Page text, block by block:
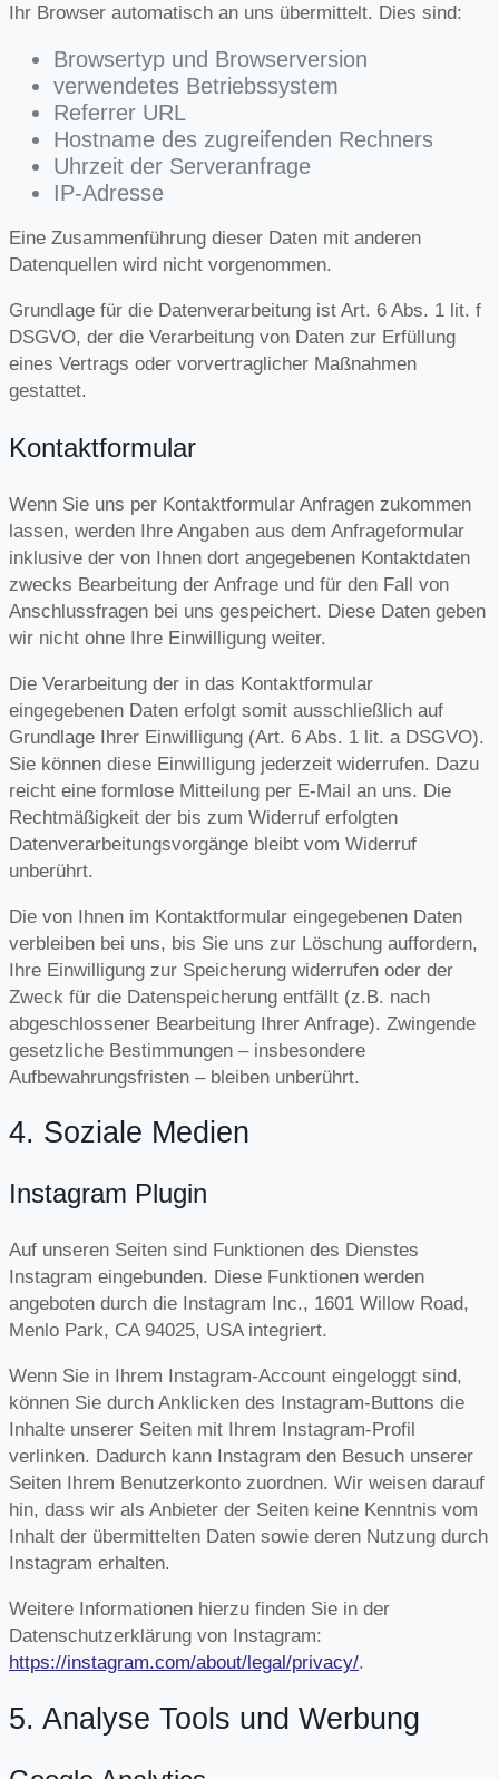
Ihr Browser automatisch an uns übermittelt. Dies sind:
Browsertyp und Browserversion
verwendetes Betriebssystem
Referrer URL
Hostname des zugreifenden Rechners
Uhrzeit der Serveranfrage
IP-Adresse
Eine Zusammenführung dieser Daten mit anderen
Datenquellen wird nicht vorgenommen.
Grundlage für die Datenverarbeitung ist Art. 6 Abs. 1 lit. f
DSGVO, der die Verarbeitung von Daten zur Erfüllung
eines Vertrags oder vorvertraglicher Maßnahmen
gestattet.
Kontaktformular
Wenn Sie uns per Kontaktformular Anfragen zukommen
lassen, werden Ihre Angaben aus dem Anfrageformular
inklusive der von Ihnen dort angegebenen Kontaktdaten
zwecks Bearbeitung der Anfrage und für den Fall von
Anschlussfragen bei uns gespeichert. Diese Daten geben
wir nicht ohne Ihre Einwilligung weiter.
Die Verarbeitung der in das Kontaktformular
eingegebenen Daten erfolgt somit ausschließlich auf
Grundlage Ihrer Einwilligung (Art. 6 Abs. 1 lit. a DSGVO).
Sie können diese Einwilligung jederzeit widerrufen. Dazu
reicht eine formlose Mitteilung per E-Mail an uns. Die
Rechtmäßigkeit der bis zum Widerruf erfolgten
Datenverarbeitungsvorgänge bleibt vom Widerruf
unberührt.
Die von Ihnen im Kontaktformular eingegebenen Daten
verbleiben bei uns, bis Sie uns zur Löschung auffordern,
Ihre Einwilligung zur Speicherung widerrufen oder der
Zweck für die Datenspeicherung entfällt (z.B. nach
abgeschlossener Bearbeitung Ihrer Anfrage). Zwingende
gesetzliche Bestimmungen – insbesondere
Aufbewahrungsfristen – bleiben unberührt.
4. Soziale Medien
Instagram Plugin
Auf unseren Seiten sind Funktionen des Dienstes
Instagram eingebunden. Diese Funktionen werden
angeboten durch die Instagram Inc., 1601 Willow Road,
Menlo Park, CA 94025, USA integriert.
Wenn Sie in Ihrem Instagram-Account eingeloggt sind,
können Sie durch Anklicken des Instagram-Buttons die
Inhalte unserer Seiten mit Ihrem Instagram-Profil
verlinken. Dadurch kann Instagram den Besuch unserer
Seiten Ihrem Benutzerkonto zuordnen. Wir weisen darauf
hin, dass wir als Anbieter der Seiten keine Kenntnis vom
Inhalt der übermittelten Daten sowie deren Nutzung durch
Instagram erhalten.
Weitere Informationen hierzu finden Sie in der
Datenschutzerklärung von Instagram:
https://instagram.com/about/legal/privacy/.
5. Analyse Tools und Werbung